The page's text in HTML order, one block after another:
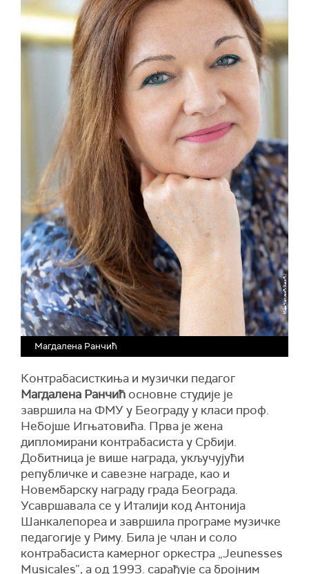
Магдалена Ранчић
Контрабасисткиња и музички педагог
Магдалена Ранчић основне студије је
завршила на ФМУ у Београду у класи проф.
Небојше Игњатовића. Прва је жена
дипломирани контрабасиста у Србији.
Добитница је више награда, укључујући
републичке и савезне награде, као и
Новембарску награду града Београда.
Усавршавала се у Италији код Антонија
Шанкалепореа и завршила програме музичке
педагогије у Риму. Била је члан и соло
контрабасиста камерног оркестра „Jeunesses
Musicales”, а од 1993. сарађује са бројним